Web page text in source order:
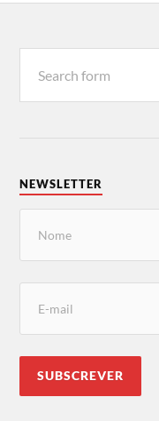
NEWSLETTER